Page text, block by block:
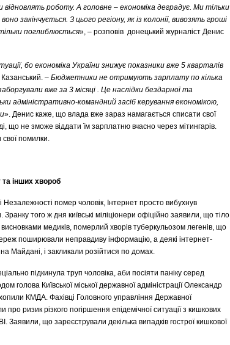
роботу. А головне – економіка деградує. Ми тільки
закінчується. З цього регіону, як із колонії, вивозять гроші
поглиблюється», – розповів донецький журналіст Денис
бо економіка України знижує показники вже 5 кварталів
Казанський. –Бюджетники не отримують зарплату по кілька
вже за 3 місяці . Це наслідки бездарної та
адміністративно-командний засіб керування економікою,
». Денис каже, що влада вже зараз намагається списати свої
що не зможе віддати їм зарплатню вчасно через мітингарів.
свої помилки.
інших хвороб
помер чоловік, Інтернет просто вибухнув
того ж дня київські міліціонери офіційно заявили, що тіло
медиків, померлий хворів туберкульозом легенів, що
поширювали неправдиву інформацію, а деякі інтернет-
Майдані, і закликали розійтися по домах.
підкинула труп чоловіка, аби посіяти паніку серед
голова Київської міської державної адміністрації Олександр
КМДА. Фахівці Головного управління Державної
про ризик різкого погіршення епідемічної ситуації з кишкових
Заявили, що зареєстрували декілька випадків гострої кишкової